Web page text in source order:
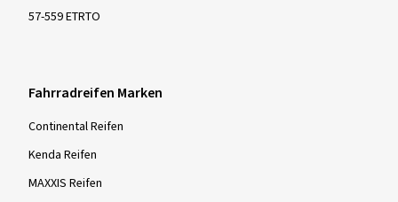
57-559 ETRTO
Fahrradreifen Marken
Continental Reifen
Kenda Reifen
MAXXIS Reifen